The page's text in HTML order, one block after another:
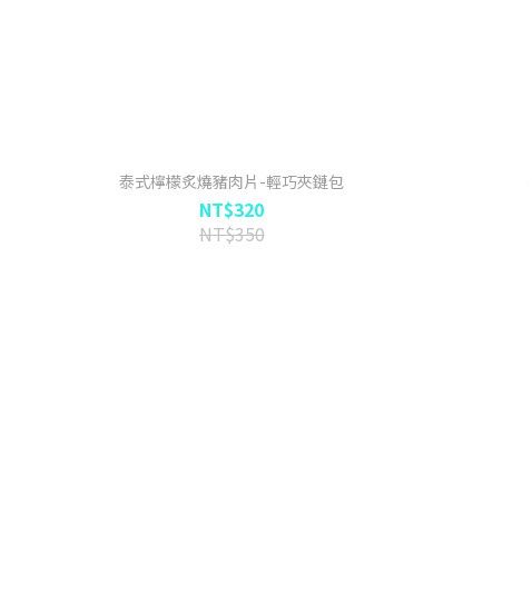
泰式檸檬炙燒豬肉片-輕巧夾鏈包
NT$320
NT$350